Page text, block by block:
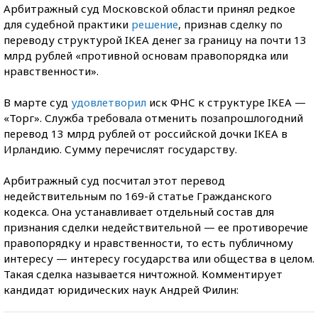
Арбитражный суд Московской области принял редкое
для судебной практики решение, признав сделку по
переводу структурой IKEA денег за границу на почти 13
млрд рублей «противной основам правопорядка или
нравственности».
В марте суд удовлетворил иск ФНС к структуре IKEA —
«Торг». Служба требовала отменить позапрошлогодний
перевод 13 млрд рублей от российской дочки IKEA в
Ирландию. Сумму перечислят государству.
Арбитражный суд посчитал этот перевод
недействительным по 169-й статье Гражданского
кодекса. Она устанавливает отдельный состав для
признания сделки недействительной — ее противоречие
правопорядку и нравственности, то есть публичному
интересу — интересу государства или общества в целом.
Такая сделка называется ничтожной. Комментирует
кандидат юридических наук Андрей Филин: